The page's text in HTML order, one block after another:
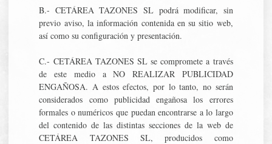
B.- CETÁREA TAZONES SL podrá modificar, sin
previo aviso, la información contenida en su sitio web,
así como su configuración y presentación.
C.- CETÁREA TAZONES SL se compromete a través
de este medio a NO REALIZAR PUBLICIDAD
ENGAÑOSA. A estos efectos, por lo tanto, no serán
considerados como publicidad engañosa los errores
formales o numéricos que puedan encontrarse a lo largo
del contenido de las distintas secciones de la web de
CETÁREA TAZONES SL, producidos como